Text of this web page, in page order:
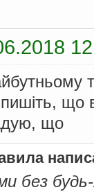
що
що
без